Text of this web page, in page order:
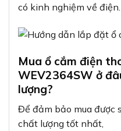
có kinh nghiệm về điện.
Mua ổ cắm điện
WEV2364SW ở
lượng?
Để đảm bảo mua được
chất lượng tốt nhất,